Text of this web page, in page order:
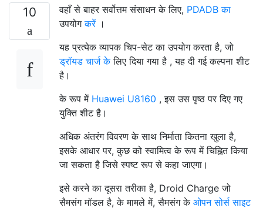
10 वहाँ से बाहर सर्वोत्तम संसाधन के लिए, PDADB का
उपयोगकरें।
यह प्रत्येक व्यापक चिप-सेट का उपयोग करता है, जो
ड्रॉयड चार्ज केलिए दिया गया है , यह दी गई कल्पना शीट
है।
के रूप में Huawei U8160 , इस उस पृष्ठ पर दिए गए
युक्ति शीट है।
अधिक अंतरंग विवरण के साथ निर्माता कितना खुला है,
इसके आधार पर, कुछ को स्वामित्व के रूप में चिह्नित किया
जा सकता है जिसे स्पष्ट रूप से कहा जाएगा।
इसे करने का दूसरा तरीका है, Droid Charge जो
सैमसंग मॉडल है, के मामले में, सैमसंग के ओपन सोर्स साइट